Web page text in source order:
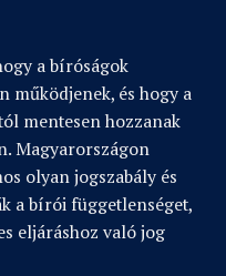
a bíróságok
működjenek, és hogy a
mentesen hozzanak
Magyarországon
olyan jogszabály és
a bírói függetlenséget,
eljáráshoz való jog